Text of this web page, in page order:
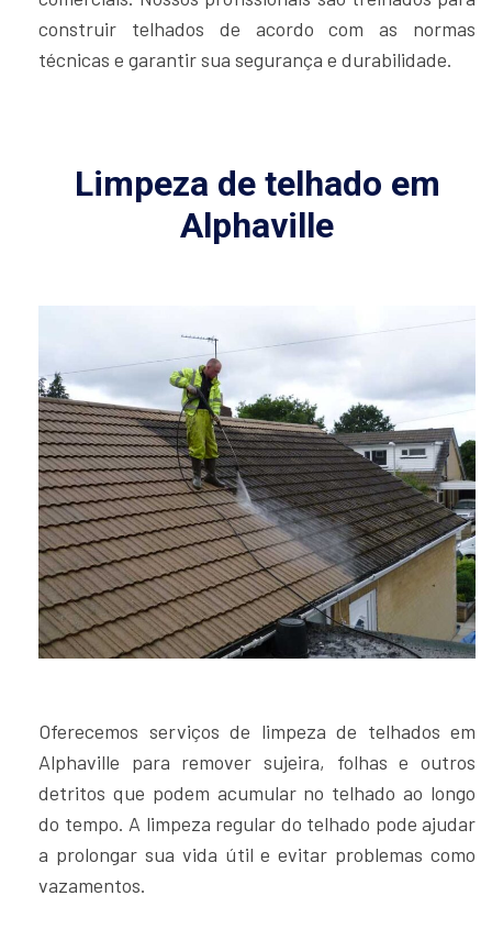
construir telhados de acordo com as normas
técnicas e garantir sua segurança e durabilidade.
Limpeza de telhado em
Alphaville
Oferecemos serviços de limpeza de telhados em
Alphaville para remover sujeira, folhas e outros
detritos que podem acumular no telhado ao longo
do tempo. A limpeza regular do telhado pode ajudar
a prolongar sua vida útil e evitar problemas como
vazamentos.